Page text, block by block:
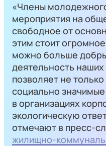
«Члены
мероприятия на
свободное от
этим стоит
можно больше
деятельность
позволяет не
социально
в организациях
экологическую
отмечают в пресс-
жилищно-